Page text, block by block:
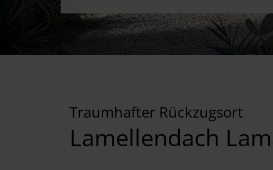
Traumhafter Rückzugsort
Lamellendach